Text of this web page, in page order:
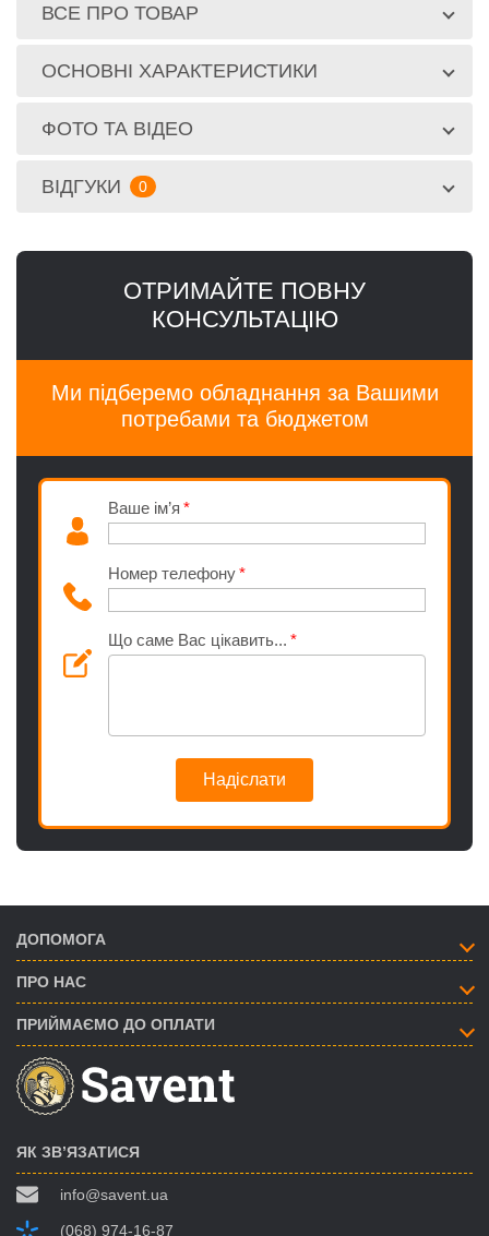
ВСЕ ПРО ТОВАР
ОСНОВНІ ХАРАКТЕРИСТИКИ
ФОТО ТА ВІДЕО
ВІДГУКИ 0
ОТРИМАЙТЕ ПОВНУ
КОНСУЛЬТАЦІЮ
Ми підберемо обладнання за Вашими
потребами та бюджетом
Ваше ім’я
Номер телефону
Що саме Вас цікавить...
Надіслати
ДОПОМОГА
ПРО НАС
ПРИЙМАЄМО ДО ОПЛАТИ
ЯК ЗВ’ЯЗАТИСЯ
info@savent.ua
(068) 974-16-87